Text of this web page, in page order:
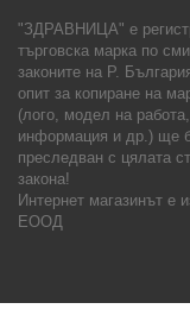
"ЗДРАВНИЦА" е
търговска марка по
законите на Р.
опит за копиране на
(лого, модел на работа,
информация и др.) ще
преследван с цялата
закона!
Интернет магазинът е
ЕООД